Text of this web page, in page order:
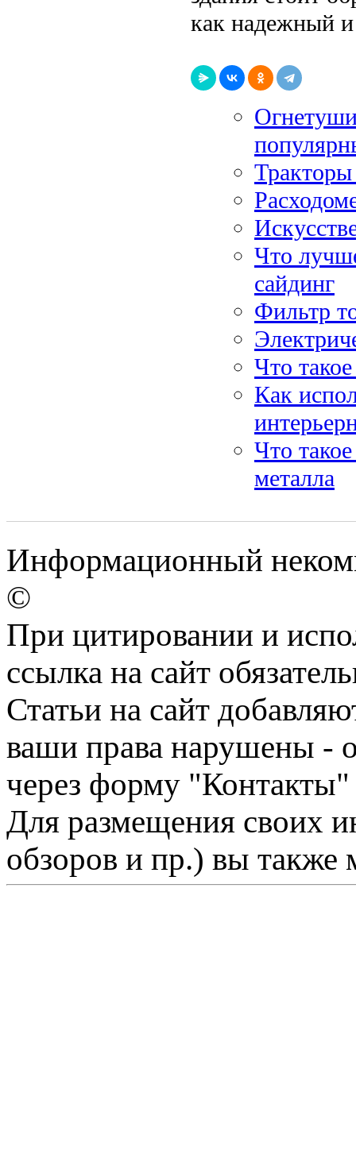
как надежный и
Тракторы
Что
сайдинг
Фильтр
Что
Как
Что
металла
Информационный
©
При цитировании и
ссылка на сайт
Статьи на сайт
ваши права нарушены -
через форму "Контакты"
Для размещения своих
обзоров и пр.) вы также